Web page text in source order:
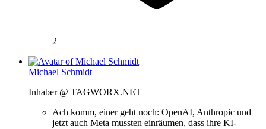
2
Michael Schmidt
Inhaber @ TAGWORX.NET
Ach komm, einer geht noch: OpenAI, Anthropic und
jetzt auch Meta mussten einräumen, dass ihre KI-